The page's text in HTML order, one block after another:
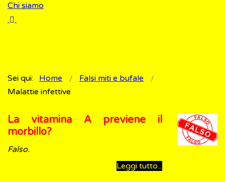
Chi siamo
Sei qui: Home
Falsi miti e bufale
Malattie infettive
La vitamina A previene il
morbillo?
Falso.
Leggi tutto...